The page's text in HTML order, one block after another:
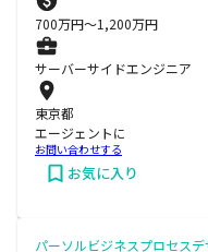
700万円〜1,200万円
サーバーサイドエンジニア
東京都
エージェントに
お問い合わせする
お気に入り
パーソルビジネスプロセス